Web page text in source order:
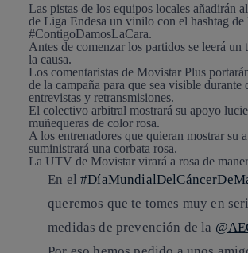
Las pistas de los equipos locales añadirán
de Liga Endesa un vinilo con el hashtag de
#ContigoDamosLaCara.
Antes de comenzar los partidos se leerá un
la causa.
Los comentaristas de Movistar Plus
de la campaña para que sea visible durante
entrevistas y retransmisiones.
El colectivo arbitral mostrará su apoyo
muñequeras de color rosa.
A los entrenadores que quieran mostrar su
suministrará una corbata rosa.
La UTV de Movistar virará a rosa de
En el
queremos que te tomes muy en
medidas de prevención de la